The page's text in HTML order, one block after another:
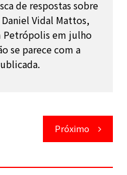
de respostas sobre
Vidal Mattos,
Petrópolis em julho
se parece com a
Próximo